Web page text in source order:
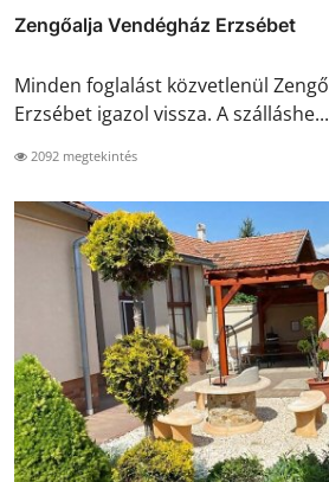
Zengőalja Vendégház Erzsébet
Minden foglalást közvetlenül
Erzsébet igazol vissza. A szálláshe...
2092 megtekintés